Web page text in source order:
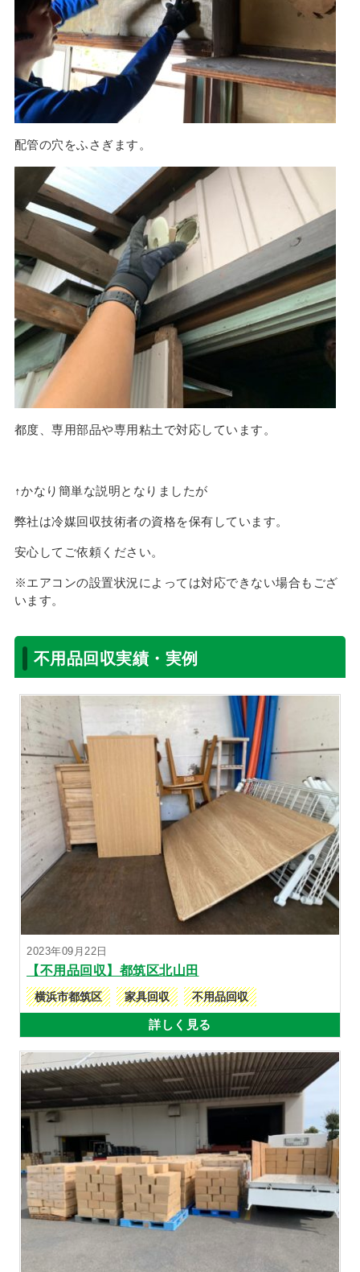
配管の穴をふさぎます。
都度、専用部品や専用粘土で対応しています。
↑かなり簡単な説明となりましたが
弊社は冷媒回収技術者の資格を保有しています。
安心してご依頼ください。
※エアコンの設置状況によっては対応できない場合もござ
います。
不用品回収実績・実例
2023年09月22日
【不用品回収】都筑区北山田
横浜市都筑区 家具回収 不用品回収
詳しく見る